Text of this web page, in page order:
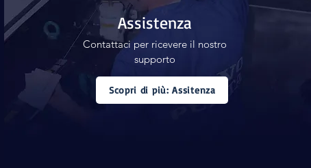
Assistenza
Contattaci per ricevere il nostro
supporto
Scopri di più: Assitenza